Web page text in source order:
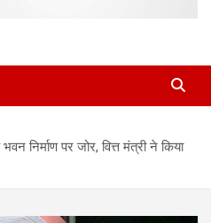
निर्माण पर जोर, वित्त मंत्री ने किया